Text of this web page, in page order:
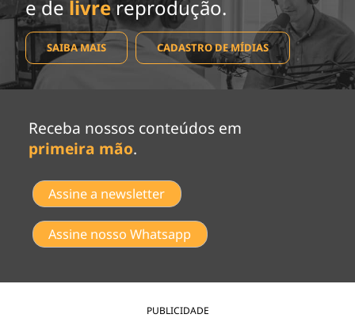
e de livrereprodução.
SAIBA MAIS CADASTRO DE MÍDIAS
Receba nossos conteúdos em
primeira mão.
Assine a newsletter
Assine nosso Whatsapp
PUBLICIDADE